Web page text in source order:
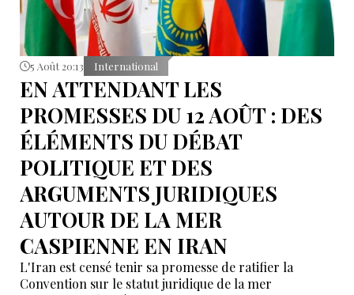
5 Août 20:13 International
EN ATTENDANT LES
PROMESSES DU 12 AOÛT : DES
ÉLÉMENTS DU DÉBAT
POLITIQUE ET DES
ARGUMENTS JURIDIQUES
AUTOUR DE LA MER
CASPIENNE EN IRAN
L'Iran est censé tenir sa promesse de ratifier la
Convention sur le statut juridique de la mer